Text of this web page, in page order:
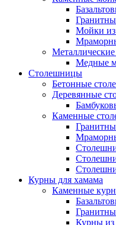
Мойки из
Медные
Столешницы
Бетонные
Деревянные
Каменные
Курны для хамама
Каменные
Курны из